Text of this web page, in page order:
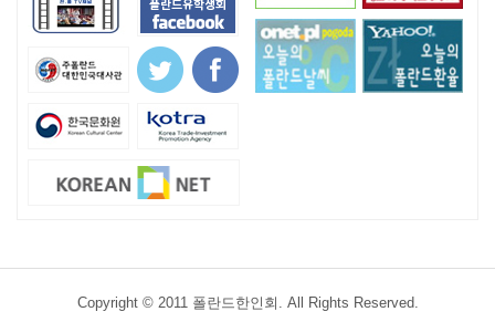
Copyright © 2011 폴란드한인회. All Rights Reserved.